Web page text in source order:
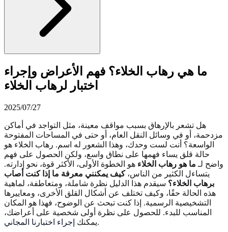
ما هي رهاب الخلاء؟ فهم الأعراض وإجراء
اختبار لرهاب الخلاء
2025/07/27
هل تشعر بالإرهاق بسبب مواقف معينة، مثل التواجد في أماكن
مزدحمة، أو في وسائل النقل العام، أو حتى في المساحات المفتوحة
الواسعة؟ أنت لست وحدك، وهذا الشعور له اسم. رهاب الخلاء هو
حالة قلق يساء فهمها على نطاق واسع، ولكن الحصول على فهم
واضح لـ ما هو رهاب الخلاء هو الخطوة الأولى، الأكثر قوة، نحو إدارته.
يتساءل الكثير من الناس،كيف يمكنني معرفة ما إذا كنت أصاب
برهاب الخلاء؟ سيقدم هذا الدليل نظرة شاملة، ومتعاطفة، لماهية
هذه الحالة حقًا، وكيف تختلف عن أشكال القلق الأخرى، ومعاييرها
التشخيصية الرسمية. إذا كنت تبحث عن الوضوح، فهذا هو المكان
المناسب للبدء. للحصول على نظرة أولى شخصية على أعراضك،
يمكنك إجراء اختبارنا المجاني .